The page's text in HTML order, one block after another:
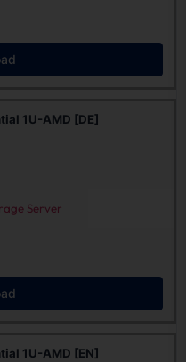
1U-AMD [DE]
Server
1U-AMD [EN]